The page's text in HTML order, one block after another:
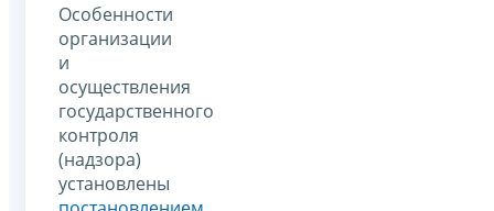
Особенности
организации
и
осуществления
государственного
контроля
(надзора)
установлены